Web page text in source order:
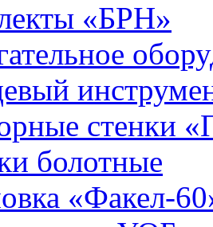
«БРН»
стенки
болотные
«Факел-